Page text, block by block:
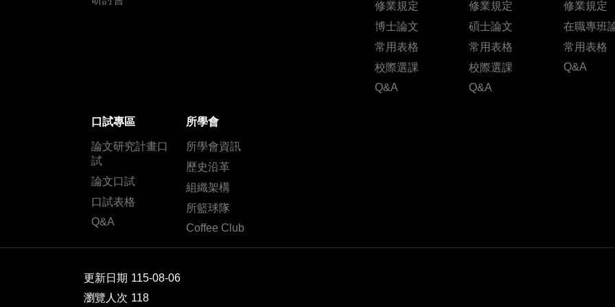
修業規定
博士論文
常用表格
校際選課
Q&A
修業規定
碩士論文
常用表格
校際選課
Q&A
修業規定
在職專班
常用表格
Q&A
口試專區
論文研究計畫口
試
論文口試
口試表格
Q&A
所學會
所學會資訊
歷史沿革
組織架構
所籃球隊
Coffee Club
更新日期 115-08-06
瀏覽人次 118